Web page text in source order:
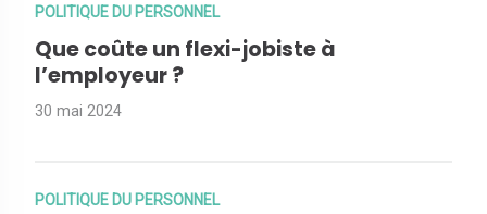
POLITIQUE DU PERSONNEL
Que coûte un flexi-jobiste à
l’employeur ?
30 mai 2024
POLITIQUE DU PERSONNEL